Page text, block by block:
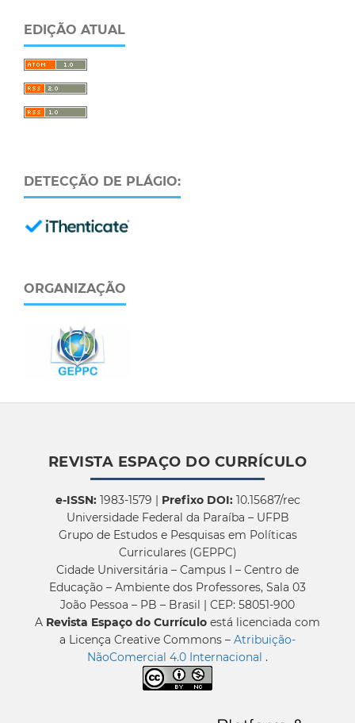
EDIÇÃO ATUAL
DETECÇÃO DE PLÁGIO:
ORGANIZAÇÃO
REVISTA ESPAÇO DO CURRÍCULO
e-ISSN:1983-1579 | Prefixo DOI:10.15687/rec
Universidade Federal da Paraíba – UFPB
Grupo de Estudos e Pesquisas em Políticas
Curriculares (GEPPC)
Cidade Universitária – Campus I – Centro de
Educação – Ambiente dos Professores, Sala 03
João Pessoa – PB – Brasil | CEP: 58051-900
A Revista Espaço do Currículo está licenciada com
a Licença Creative Commons – Atribuição-
NãoComercial 4.0 Internacional .